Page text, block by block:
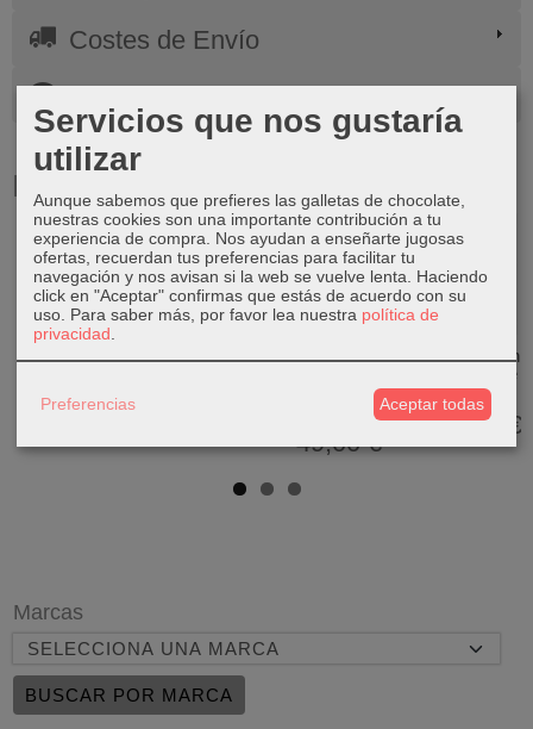
Marcas
Costes de Envío
Productos Relacionados
PDPAOLA
PDPAOLA
PDPAOLA
Individual
49,00 €
Reloj CK Iconic
Mesh Rose
Gold...
169,00 €
Servicios que nos gustaría
utilizar
Aunque sabemos que prefieres las galletas de chocolate,
nuestras cookies son una importante contribución a tu
experiencia de compra. Nos ayudan a enseñarte jugosas
ofertas, recuerdan tus preferencias para facilitar tu
navegación y nos avisan si la web se vuelve lenta. Haciendo
click en "Aceptar" confirmas que estás de acuerdo con su
uso. Para saber más, por favor lea nuestra política de
privacidad
Preferencias Aceptar todas